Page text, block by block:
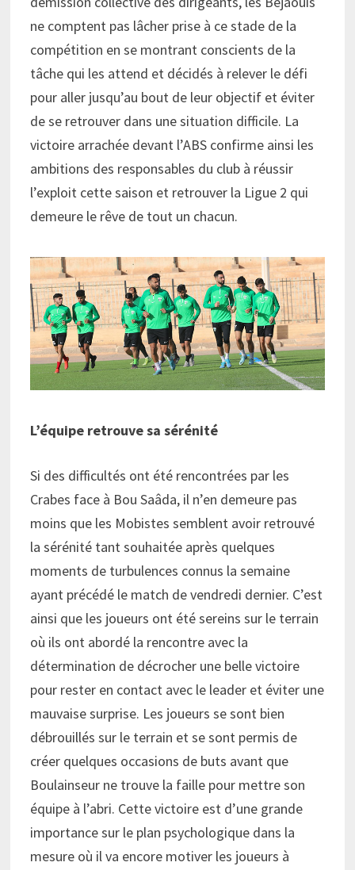
ne comptent pas lâcher prise à ce stade de la
compétition en se montrant conscients de la
tâche qui les attend et décidés à relever le défi
pour aller jusqu’au bout de leur objectif et éviter
de se retrouver dans une situation difficile. La
victoire arrachée devant l’ABS confirme ainsi les
ambitions des responsables du club à réussir
l’exploit cette saison et retrouver la Ligue 2 qui
demeure le rêve de tout un chacun.
L’équipe retrouve sa sérénité
Si des difficultés ont été rencontrées par les
Crabes face à Bou Saâda, il n’en demeure pas
moins que les Mobistes semblent avoir retrouvé
la sérénité tant souhaitée après quelques
moments de turbulences connus la semaine
ayant précédé le match de vendredi dernier. C’est
ainsi que les joueurs ont été sereins sur le terrain
où ils ont abordé la rencontre avec la
détermination de décrocher une belle victoire
pour rester en contact avec le leader et éviter une
mauvaise surprise. Les joueurs se sont bien
débrouillés sur le terrain et se sont permis de
créer quelques occasions de buts avant que
Boulainseur ne trouve la faille pour mettre son
équipe à l’abri. Cette victoire est d’une grande
importance sur le plan psychologique dans la
mesure où il va encore motiver les joueurs à